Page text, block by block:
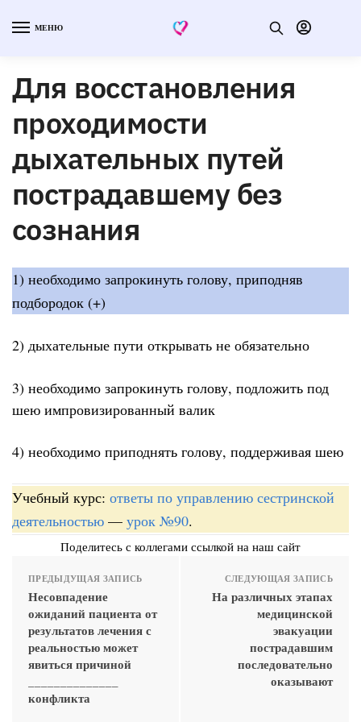
МЕНЮ
Для восстановления
проходимости
дыхательных путей
пострадавшему без
сознания
1) необходимо запрокинуть голову, приподняв
подбородок (+)
2) дыхательные пути открывать не обязательно
3) необходимо запрокинуть голову, подложить под
шею импровизированный валик
4) необходимо приподнять голову, поддерживая шею
Учебный курс: ответы по управлению сестринской
деятельностью — урок №90.
Поделитесь с коллегами ссылкой на наш сайт
ПРЕДЫДУЩАЯ ЗАПИСЬ
Несовпадение
ожиданий пациента от
результатов лечения с
реальностью может
явиться причиной
конфликта
СЛЕДУЮЩАЯ ЗАПИСЬ
На различных этапах
медицинской
эвакуации
пострадавшим
последовательно
оказывают